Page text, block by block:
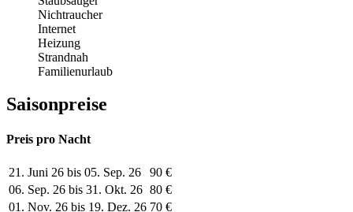
Nichtraucher
Internet
Heizung
Strandnah
Familienurlaub
Saisonpreise
Preis pro Nacht
21. Juni 26 bis 05. Sep. 26
90 €
06. Sep. 26 bis 31. Okt. 26 80 €
01. Nov. 26 bis 19. Dez. 26 70 €